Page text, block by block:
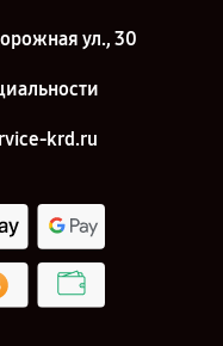
ул., 30
krd.ru